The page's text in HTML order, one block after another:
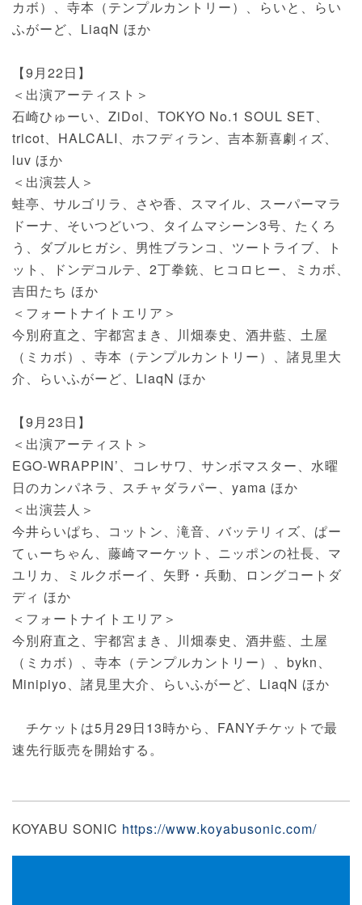
カボ）、寺本（テンプルカントリー）、らいと、らい
ふがーど、LiaqN ほか
【9月22日】
＜出演アーティスト＞
石崎ひゅーい、ZiDol、TOKYO No.1 SOUL SET、
tricot、HALCALI、ホフディラン、吉本新喜劇ィズ、
luv ほか
＜出演芸人＞
蛙亭、サルゴリラ、さや香、スマイル、スーパーマラ
ドーナ、そいつどいつ、タイムマシーン3号、たくろ
う、ダブルヒガシ、男性ブランコ、ツートライブ、ト
ット、ドンデコルテ、2丁拳銃、ヒコロヒー、ミカボ、
吉田たち ほか
＜フォートナイトエリア＞
今別府直之、宇都宮まき、川畑泰史、酒井藍、土屋
（ミカボ）、寺本（テンプルカントリー）、諸見里大
介、らいふがーど、LiaqN ほか
【9月23日】
＜出演アーティスト＞
EGO-WRAPPIN’、コレサワ、サンボマスター、水曜
日のカンパネラ、スチャダラパー、yama ほか
＜出演芸人＞
今井らいぱち、コットン、滝音、バッテリィズ、ぱー
てぃーちゃん、藤崎マーケット、ニッポンの社長、マ
ユリカ、ミルクボーイ、矢野・兵動、ロングコートダ
ディ ほか
＜フォートナイトエリア＞
今別府直之、宇都宮まき、川畑泰史、酒井藍、土屋
（ミカボ）、寺本（テンプルカントリー）、bykn、
Minipiyo、諸見里大介、らいふがーど、LiaqN ほか
チケットは5月29日13時から、FANYチケットで最
速先行販売を開始する。
KOYABU SONIC https://www.koyabusonic.com/